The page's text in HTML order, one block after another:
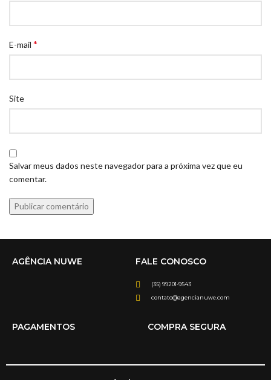
E-mail *
Site
Salvar meus dados neste navegador para a próxima vez que eu
comentar.
AGÊNCIA NUWE FALE CONOSCO
(35) 99201-9543
contato@agencianuwe.com
PAGAMENTOS COMPRA SEGURA